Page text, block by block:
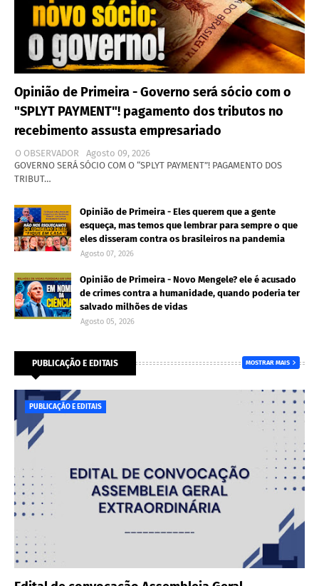
Opinião de Primeira - Governo será sócio com o
"SPLYT PAYMENT"! pagamento dos tributos no
recebimento assusta empresariado
O OBSERVADOR
Agosto 09, 2026
GOVERNO SERÁ SÓCIO COM O “SPLYT PAYMENT”! PAGAMENTO DOS
TRIBUT…
Opinião de Primeira - Eles querem que a gente
esqueça, mas temos que lembrar para sempre o que
eles disseram contra os brasileiros na pandemia
Agosto 07, 2026
Opinião de Primeira - Novo Mengele? ele é acusado
de crimes contra a humanidade, quando poderia ter
salvado milhões de vidas
Agosto 05, 2026
PUBLICAÇÃO E EDITAIS MOSTRAR MAIS
PUBLICAÇÃO E EDITAIS